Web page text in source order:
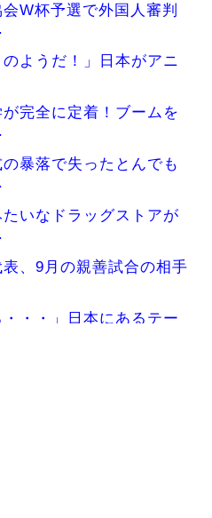
W杯予選で外国人審判
ようだ！」日本がアニ
完全に定着！ブームを
暴落で失ったとんでも
いなドラッグストアが
、9月の親善試合の相手
・・」日本にあるテー